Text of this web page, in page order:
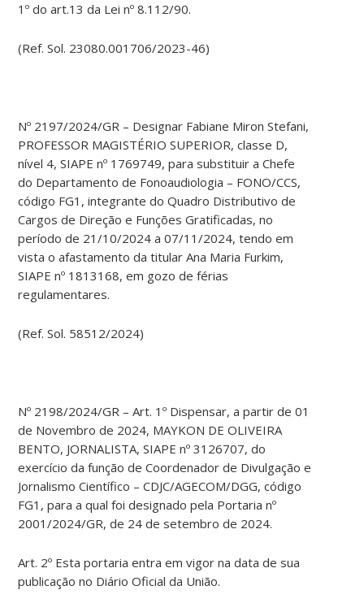
1º do art.13 da Lei nº 8.112/90.
(Ref. Sol. 23080.001706/2023-46)
Nº 2197/2024/GR – Designar Fabiane Miron Stefani,
PROFESSOR MAGISTÉRIO SUPERIOR, classe D,
nível 4, SIAPE nº 1769749, para substituir a Chefe
do Departamento de Fonoaudiologia – FONO/CCS,
código FG1, integrante do Quadro Distributivo de
Cargos de Direção e Funções Gratificadas, no
período de 21/10/2024 a 07/11/2024, tendo em
vista o afastamento da titular Ana Maria Furkim,
SIAPE nº 1813168, em gozo de férias
regulamentares.
(Ref. Sol. 58512/2024)
Nº 2198/2024/GR – Art. 1º Dispensar, a partir de 01
de Novembro de 2024, MAYKON DE OLIVEIRA
BENTO, JORNALISTA, SIAPE nº 3126707, do
exercício da função de Coordenador de Divulgação e
Jornalismo Científico – CDJC/AGECOM/DGG, código
FG1, para a qual foi designado pela Portaria nº
2001/2024/GR, de 24 de setembro de 2024.
Art. 2º Esta portaria entra em vigor na data de sua
publicação no Diário Oficial da União.